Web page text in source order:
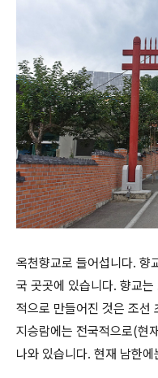
옥천향교로 들어섭니다. 향
국 곳곳에 있습니다. 향교
적으로 만들어진 것은 조선
지승람에는 전국적으로(현
나와 있습니다. 현재 남한